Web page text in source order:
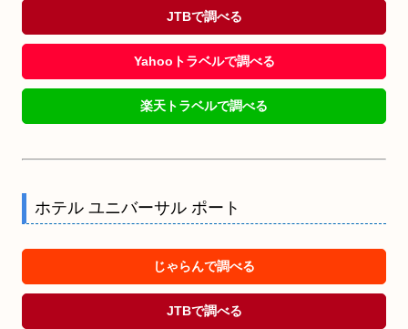
JTBで調べる
Yahooトラベルで調べる
楽天トラベルで調べる
ホテル ユニバーサル ポート
じゃらんで調べる
JTBで調べる